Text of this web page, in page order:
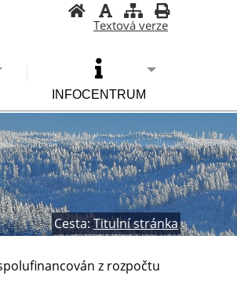
Textová verze
INFOCENTRUM
Cesta:Titulní stránka
z rozpočtu